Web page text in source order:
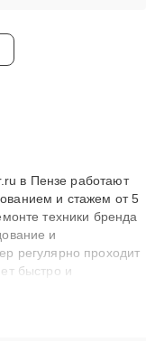
в Пензе работают
и стажем от 5
техники бренда
и
регулярно проходит
быстро и
решают